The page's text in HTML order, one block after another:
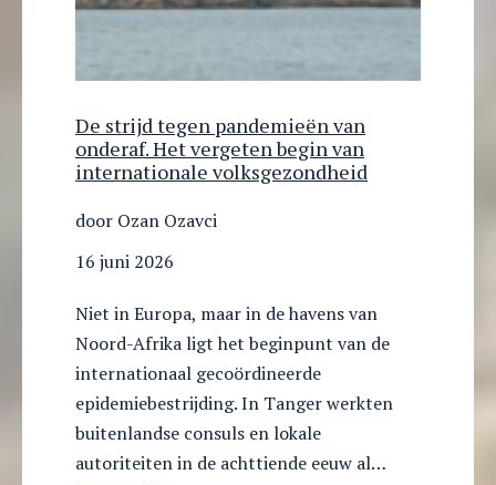
De strijd tegen pandemieën van
onderaf. Het vergeten begin van
internationale volksgezondheid
door Ozan Ozavci
16 juni 2026
Niet in Europa, maar in de havens van
Noord-Afrika ligt het beginpunt van de
internationaal gecoördineerde
epidemiebestrijding. In Tanger werkten
buitenlandse consuls en lokale
autoriteiten in de achttiende eeuw al…